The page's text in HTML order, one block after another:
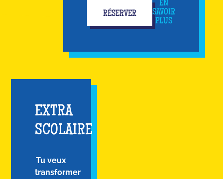
RÉSERVER
EN
SAVOIR
PLUS
EXTRA
SCOLAIRE
Tu veux
transformer